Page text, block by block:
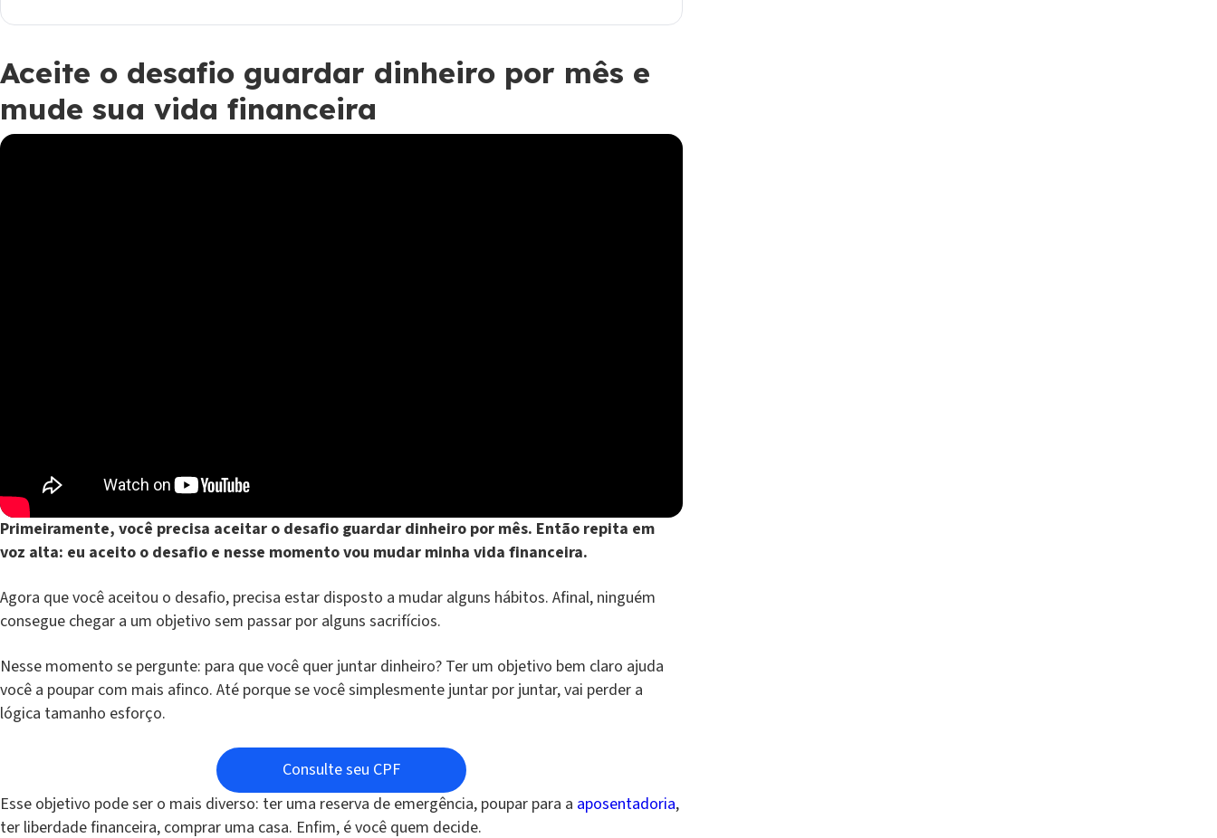
Aceite o desafio guardar dinheiro por mês e
mude sua vida financeira
Primeiramente, você precisa aceitar o desafio guardar dinheiro por mês. Então repita em
voz alta: eu aceito o desafio e nesse momento vou mudar minha vida financeira.
Agora que você aceitou o desafio, precisa estar disposto a mudar alguns hábitos. Afinal, ninguém
consegue chegar a um objetivo sem passar por alguns sacrifícios.
Nesse momento se pergunte: para que você quer juntar dinheiro? Ter um objetivo bem claro ajuda
você a poupar com mais afinco. Até porque se você simplesmente juntar por juntar, vai perder a
lógica tamanho esforço.
Consulte seu CPF
Esse objetivo pode ser o mais diverso: ter uma reserva de emergência, poupar para a aposentadoria,
ter liberdade financeira, comprar uma casa. Enfim, é você quem decide.